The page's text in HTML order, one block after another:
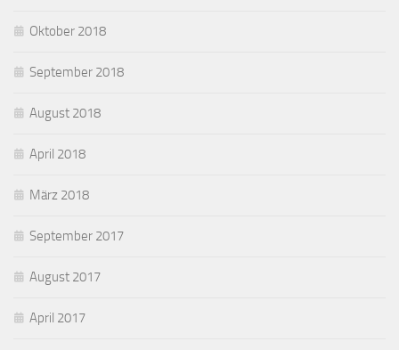
Oktober 2018
September 2018
August 2018
April 2018
März 2018
September 2017
August 2017
April 2017